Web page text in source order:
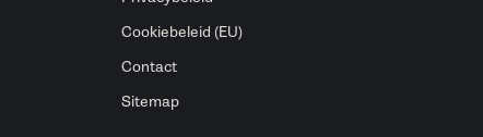
Cookiebeleid (EU)
Contact
Sitemap